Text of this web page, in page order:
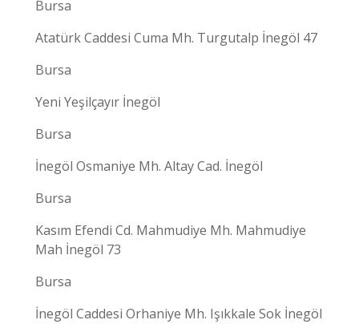
Bursa
Atatürk Caddesi Cuma Mh. Turgutalp İnegöl 47
Bursa
Yeni Yeşilçayır İnegöl
Bursa
İnegöl Osmaniye Mh. Altay Cad. İnegöl
Bursa
Kasım Efendi Cd. Mahmudiye Mh. Mahmudiye
Mah İnegöl 73
Bursa
İnegöl Caddesi Orhaniye Mh. Işıkkale Sok İnegöl